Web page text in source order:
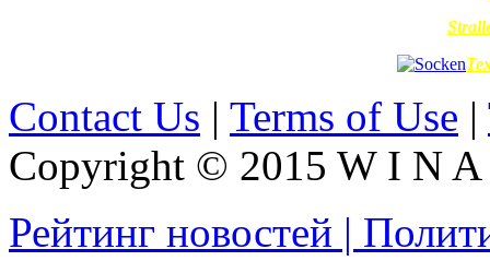
Contact Us | Terms of Use |
Copyright © 2015 W I N
Рейтинг новостей |